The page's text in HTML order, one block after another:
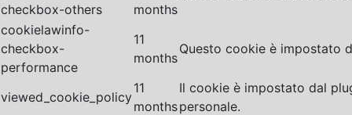
checkbox-others
months
cookielawinfo-
checkbox-
performance
11
months
Questo cookie è impostato
viewed_cookie_policy
11
months
Il cookie è impostato dal
personale.